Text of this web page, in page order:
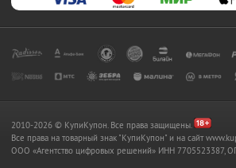
2010-2026 © КупиКупон. Все права защищены.
Все права на товарный знак "КупиКупон" и на сайт
OOO «Агентство цифровых решений» ИНН 7705523387,